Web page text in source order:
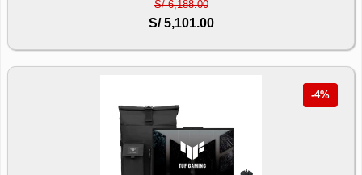
S/ 6,188.00
S/ 5,101.00
-4%